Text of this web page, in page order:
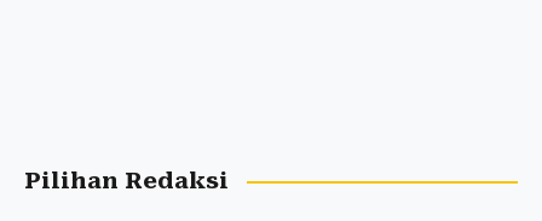
Pilihan Redaksi